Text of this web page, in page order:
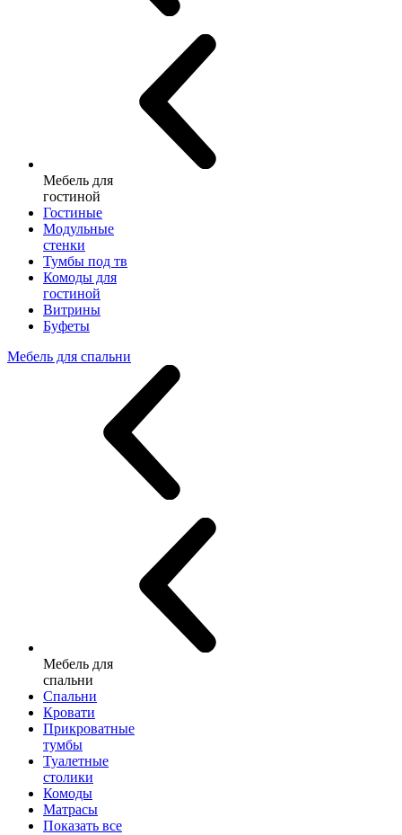
Мебель для
гостиной
Гостиные
Модульные
стенки
Тумбы под тв
Комоды для
гостиной
Витрины
Буфеты
Мебель для спальни
Мебель для
спальни
Спальни
Кровати
Прикроватные
тумбы
Туалетные
столики
Комоды
Матрасы
Показать все